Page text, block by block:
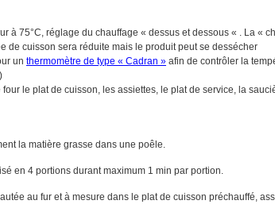
à 75°C, réglage du chauffage « dessus et dessous « . La «
de cuisson sera réduite mais le produit peut se dessécher
un thermomètre de type « Cadran » afin de contrôler la
four le plat de cuisson, les assiettes, le plat de service, la
la matière grasse dans une poêle.
en 4 portions durant maximum 1 min par portion.
au fur et à mesure dans le plat de cuisson préchauffé,